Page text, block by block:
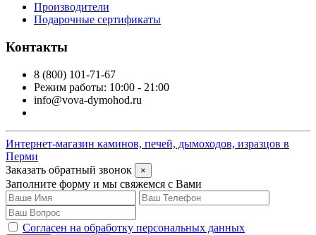
Производители
Подарочные сертификаты
Контакты
8 (800) 101-71-67
Режим работы: 10:00 - 21:00
info@vova-dymohod.ru
Интернет-магазин каминов, печей, дымоходов, изразцов в
Перми
Заказать обратный звонок
×
Заполните форму и мы свяжемся с Вами
Согласен на обработку персональных данных